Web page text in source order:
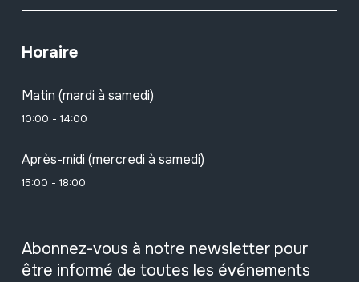
Horaire
Matin (mardi à samedi)
10:00 - 14:00
Après-midi (mercredi à samedi)
15:00 - 18:00
Abonnez-vous à notre newsletter pour
être informé de toutes les événements